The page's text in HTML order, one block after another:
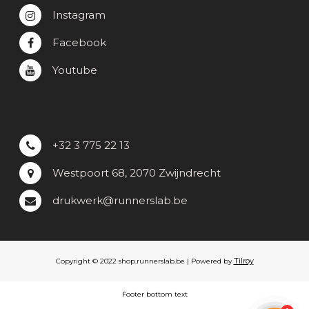
Instagram
Facebook
Youtube
+32 3 775 22 13
Westpoort 68, 2070 Zwijndrecht
drukwerk@runnerslab.be
Copyright © 2022 shop.runnerslab.be | Powered byTilroy
Footer bottom text